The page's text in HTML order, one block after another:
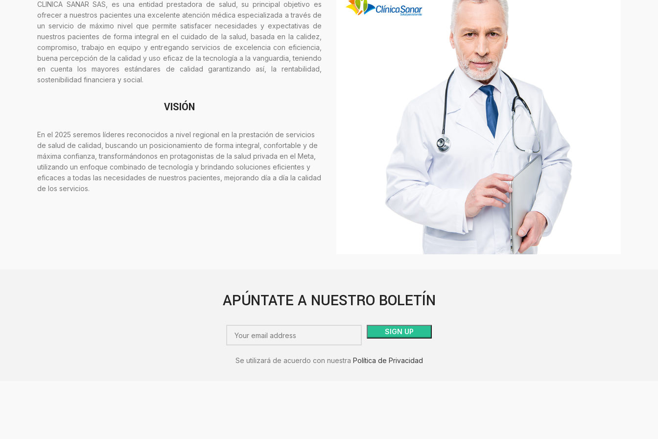
CLINICA SANAR SAS, es una entidad prestadora de salud, su principal objetivo es
ofrecer a nuestros pacientes una excelente atención médica especializada a través de
un servicio de máximo nivel que permite satisfacer necesidades y expectativas de
nuestros pacientes de forma integral en el cuidado de la salud, basada en la calidez,
compromiso, trabajo en equipo y entregando servicios de excelencia con eficiencia,
buena percepción de la calidad y uso eficaz de la tecnología a la vanguardia, teniendo
en cuenta los mayores estándares de calidad garantizando así, la rentabilidad,
sostenibilidad financiera y social.
VISIÓN
En el 2025 seremos líderes reconocidos a nivel regional en la prestación de servicios
de salud de calidad, buscando un posicionamiento de forma integral, confortable y de
máxima confianza, transformándonos en protagonistas de la salud privada en el Meta,
utilizando un enfoque combinado de tecnología y brindando soluciones eficientes y
eficaces a todas las necesidades de nuestros pacientes, mejorando día a día la calidad
de los servicios.
APÚNTATE A NUESTRO BOLETÍN
Se utilizará de acuerdo con nuestra Política de Privacidad